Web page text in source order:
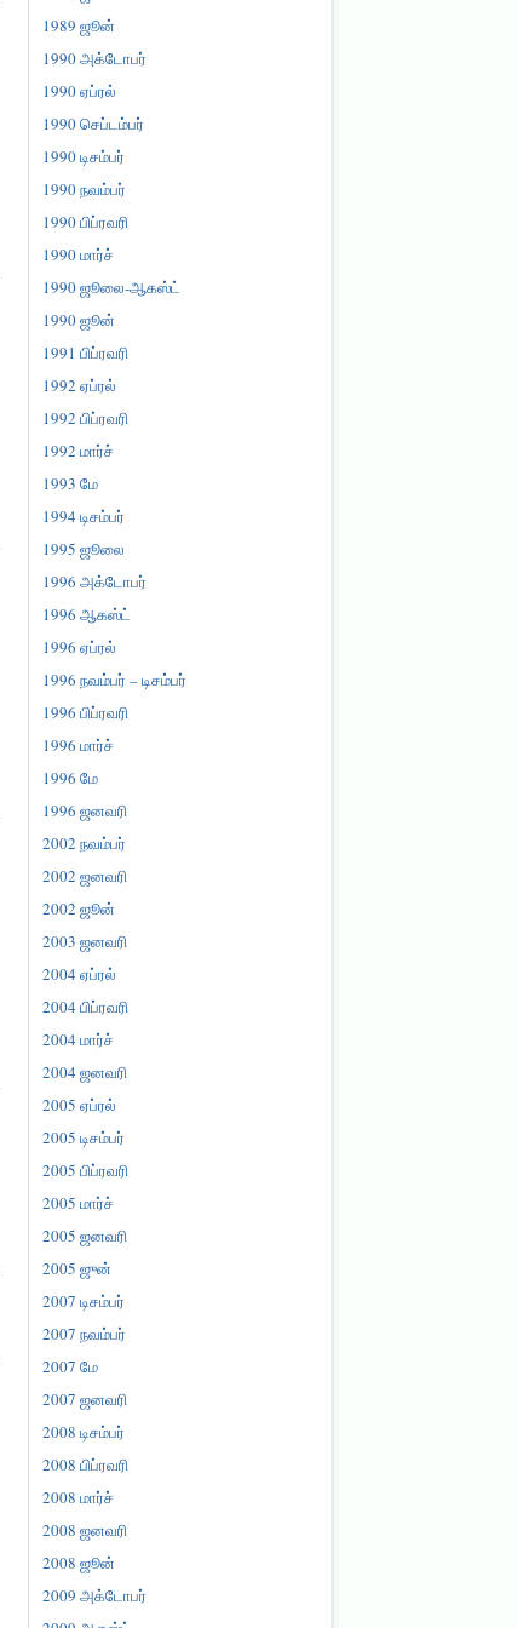
1989 ஜூன்
1990 அக்டோபர்
1990 ஏப்ரல்
1990 செப்டம்பர்
1990 டிசம்பர்
1990 நவம்பர்
1990 பிப்ரவரி
1990 மார்ச்
1990 ஜூலை-ஆகஸ்ட்
1990 ஜூன்
1991 பிப்ரவரி
1992 ஏப்ரல்
1992 பிப்ரவரி
1992 மார்ச்
1993 மே
1994 டிசம்பர்
1995 ஜூலை
1996 அக்டோபர்
1996 ஆகஸ்ட்
1996 ஏப்ரல்
1996 நவம்பர் – டிசம்பர்
1996 பிப்ரவரி
1996 மார்ச்
1996 மே
1996 ஜனவரி
2002 நவம்பர்
2002 ஜனவரி
2002 ஜூன்
2003 ஜனவரி
2004 ஏப்ரல்
2004 பிப்ரவரி
2004 மார்ச்
2004 ஜனவரி
2005 ஏப்ரல்
2005 டிசம்பர்
2005 பிப்ரவரி
2005 மார்ச்
2005 ஜனவரி
2005 ஜுன்
2007 டிசம்பர்
2007 நவம்பர்
2007 மே
2007 ஜனவரி
2008 டிசம்பர்
2008 பிப்ரவரி
2008 மார்ச்
2008 ஜனவரி
2008 ஜூன்
2009 அக்டோபர்